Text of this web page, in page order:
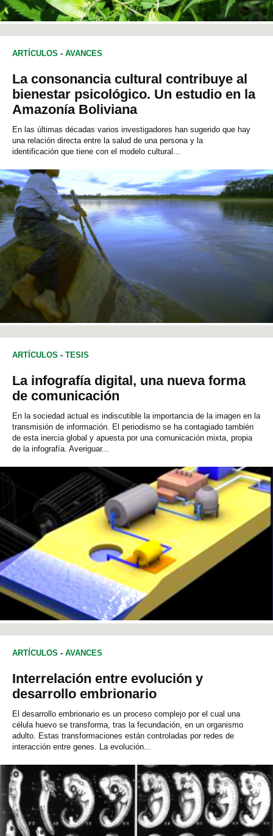
ARTÍCULOS - AVANCES
La consonancia cultural contribuye al
bienestar psicológico. Un estudio en la
Amazonía Boliviana
En las últimas décadas varios investigadores han sugerido que hay
una relación directa entre la salud de una persona y la
identificación que tiene con el modelo cultural...
ARTÍCULOS - TESIS
La infografía digital, una nueva forma
de comunicación
En la sociedad actual es indiscutible la importancia de la imagen en la
transmisión de información. El periodismo se ha contagiado también
de esta inercia global y apuesta por una comunicación mixta, propia
de la infografía. Averiguar...
ARTÍCULOS - AVANCES
Interrelación entre evolución y
desarrollo embrionario
El desarrollo embrionario es un proceso complejo por el cual una
célula huevo se transforma, tras la fecundación, en un organismo
adulto. Estas transformaciones están controladas por redes de
interacción entre genes. La evolución...